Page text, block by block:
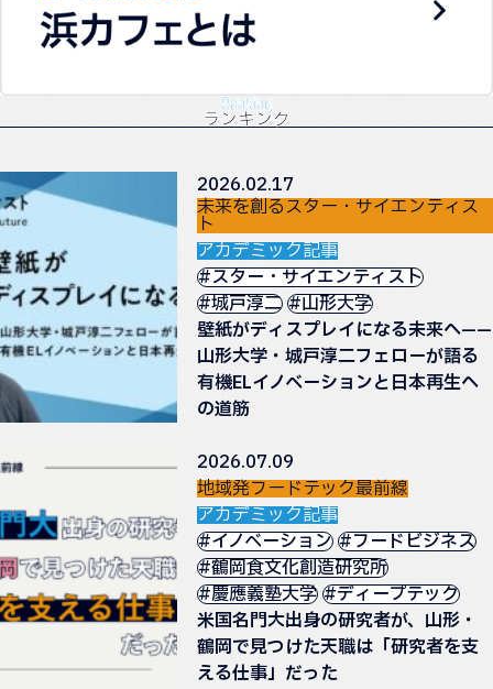
Ranking
ランキング
2026.02.17
未来を創るスター・サイエンティス
ト
アカデミック記事
#スター・サイエンティスト
#城戸淳二 #山形大学
壁紙がディスプレイになる未来へ——
山形大学・城戸淳二フェローが語る
有機ELイノベーションと日本再生へ
の道筋
2026.07.09
地域発フードテック最前線
アカデミック記事
#イノベーション #フードビジネス
#鶴岡食文化創造研究所
#慶應義塾大学 #ディープテック
米国名門大出身の研究者が、山形・
鶴岡で見つけた天職は「研究者を支
える仕事」だった